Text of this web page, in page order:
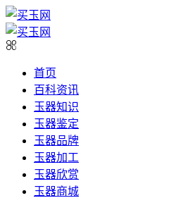
首页
百科资讯
玉器知识
玉器鉴定
玉器品牌
玉器加工
玉器欣赏
玉器商城